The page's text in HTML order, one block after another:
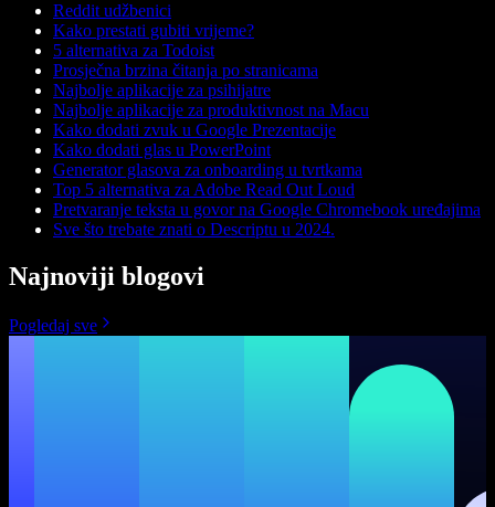
Reddit udžbenici
Kako prestati gubiti vrijeme?
5 alternativa za Todoist
Prosječna brzina čitanja po stranicama
Najbolje aplikacije za psihijatre
Najbolje aplikacije za produktivnost na Macu
Kako dodati zvuk u Google Prezentacije
Kako dodati glas u PowerPoint
Generator glasova za onboarding u tvrtkama
Top 5 alternativa za Adobe Read Out Loud
Pretvaranje teksta u govor na Google Chromebook uređajima
Sve što trebate znati o Descriptu u 2024.
Najnoviji blogovi
Pogledaj sve